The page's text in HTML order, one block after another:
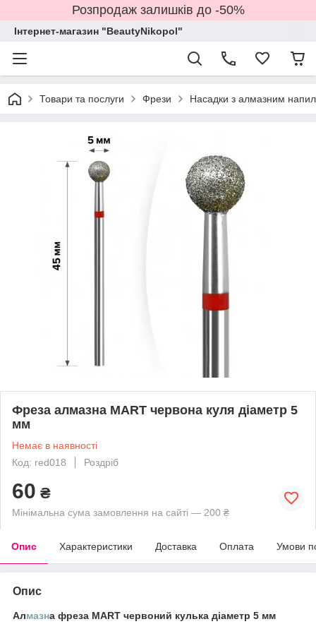
Розпродаж залишків до -50%
Інтернет-магазин "BeautyNikopol"
Товари та послуги Фрези Насадки з алмазним
Фреза алмазна MART червона куля діаметр 5
мм
Немає в наявності
Код: red018
Роздріб
60 ₴
Мінімальна сума замовлення на сайті — 200 ₴
Опис Характеристики Доставка Оплата Умови
Опис
Алмазна фреза MART червоний кулька діаметр 5 мм